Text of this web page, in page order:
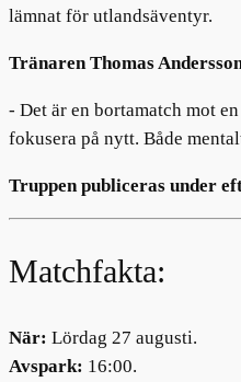
lämnat för utlandsäventyr.
Tränaren Thomas
- Det är en bortamatch mot
fokusera på nytt. Både
Truppen publiceras under
Matchfakta:
När: Lördag 27 augusti.
Avspark: 16:00.